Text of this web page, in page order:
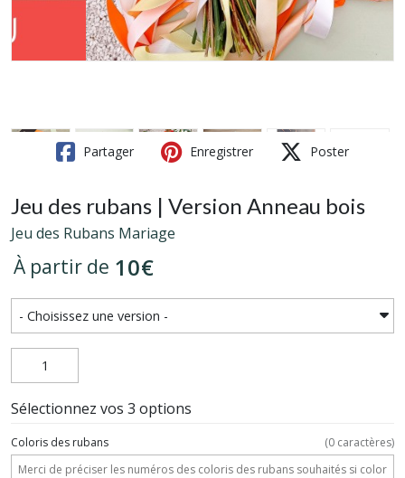
Partager Enregistrer Poster
Jeu des rubans | Version Anneau bois
Jeu des Rubans Mariage
À partir de 10€
Sélectionnez vos 3 options
Coloris des rubans (0 caractères)